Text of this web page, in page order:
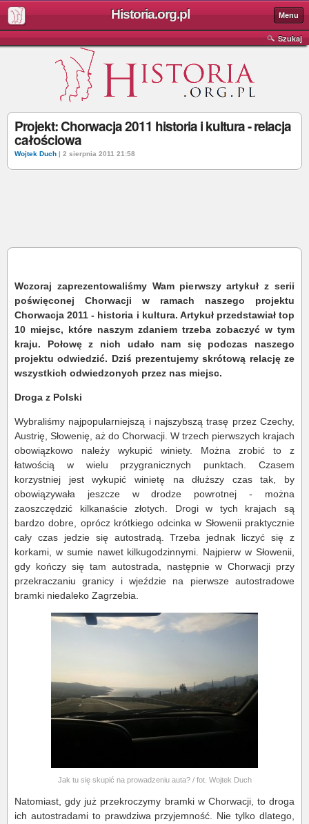
Historia.org.pl Menu
Szukaj
Projekt: Chorwacja 2011 historia i kultura - relacja
całościowa
Wojtek Duch | 2 sierpnia 2011 21:58
Wczoraj zaprezentowaliśmy Wam pierwszy artykuł z serii
poświęconej Chorwacji w ramach naszego projektu
Chorwacja 2011 - historia i kultura. Artykuł przedstawiał top
10 miejsc, które naszym zdaniem trzeba zobaczyć w tym
kraju. Połowę z nich udało nam się podczas naszego
projektu odwiedzić. Dziś prezentujemy skrótową relację ze
wszystkich odwiedzonych przez nas miejsc.
Droga z Polski
Wybraliśmy najpopularniejszą i najszybszą trasę przez Czechy,
Austrię, Słowenię, aż do Chorwacji. W trzech pierwszych krajach
obowiązkowo należy wykupić winiety. Można zrobić to z
łatwością w wielu przygranicznych punktach. Czasem
korzystniej jest wykupić winietę na dłuższy czas tak, by
obowiązywała jeszcze w drodze powrotnej - można
zaoszczędzić kilkanaście złotych. Drogi w tych krajach są
bardzo dobre, oprócz krótkiego odcinka w Słowenii praktycznie
cały czas jedzie się autostradą. Trzeba jednak liczyć się z
korkami, w sumie nawet kilkugodzinnymi. Najpierw w Słowenii,
gdy kończy się tam autostrada, następnie w Chorwacji przy
przekraczaniu granicy i wjeździe na pierwsze autostradowe
bramki niedaleko Zagrzebia.
Jak tu się skupić na prowadzeniu auta? / fot. Wojtek Duch
Natomiast, gdy już przekroczymy bramki w Chorwacji, to droga
ich autostradami to prawdziwa przyjemność. Nie tylko dlatego,